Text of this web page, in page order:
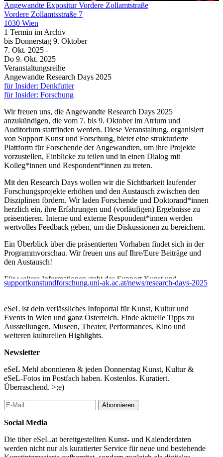
Angewandte Expositur Vordere Zollamtstraße
Vordere Zollamtsstraße 7
1030 Wien
1 Termin im Archiv
bis Donnerstag 9. Oktober
7. Okt. 2025 -
Do 9. Okt. 2025
Veranstaltungsreihe
Angewandte Research Days 2025
für Insider: Denkfutter
für Insider: Forschung
Wir freuen uns, die Angewandte Research Days 2025
anzukündigen, die vom 7. bis 9. Oktober im Atrium und
Auditorium stattfinden werden. Diese Veranstaltung, organisiert
von Support Kunst und Forschung, bietet eine strukturierte
Plattform für Forschende der Angewandten, um ihre Projekte
vorzustellen, Einblicke zu teilen und in einen Dialog mit
Kolleg*innen und Respondent*innen zu treten.
Mit den Research Days wollen wir die Sichtbarkeit laufender
Forschungsprojekte erhöhen und den Austausch zwischen den
Disziplinen fördern. Wir laden Forschende und Doktorand*innen
herzlich ein, ihre Erfahrungen und (vorläufigen) Ergebnisse zu
präsentieren. Interne und externe Respondent*innen werden
wertvolles Feedback geben, um die Diskussionen zu bereichern.
Ein Überblick über die präsentierten Vorhaben findet sich in der
Programmvorschau. Wir freuen uns auf Ihre/Eure Beiträge und
den Austausch!
Für weitere Informationen steht das Support Kunst und
Forschung Team gern zur Verfügung:projektsupport@uni-
Vorläufiges Programm der Posterpräsentationen
Dienstag, 7. Oktober
Respondentin: Monica Titton
09:15 – 09:45 Uhr Ankommen und Austausch
09:45 – 10:00 Uhr Begrüßung: Alexander Damianisch und
Wiebke Miljes
10:00 – 10:15 Uhr Jeanette Mueller
10:20 – 10:35 Uhr Katharina Swoboda
10:40 – 10:55 Uhr Leonie Licht
11:00 – 11:15 Uhr Karin Altmann
11:15 – 12:00 Uhr Austausch
12:00 – 12:15 Uhr Margarete Jahrmann
supportkunstundforschung.uni-ak.ac.at/news/research-days-2025
eSeL ist dein verlässliches Infoportal für Kunst, Kultur und
Events in Wien und ganz Österreich. Finde aktuelle Tipps zu
Ausstellungen, Museen, Theater, Performances, Kino und
weiteren kulturellen Highlights.
Newsletter
eSeL Mehl abonnieren & jeden Donnerstag Kunst, Kultur &
eSeL-Fotos im Postfach haben. Kostenlos. Kuratiert.
Überraschend. >;e)
Abonnieren
Social Media
Die über eSeL.at bereitgestellten Kunst- und Kalenderdaten
werden nicht nur als kuratierter Service für neue und bestehende